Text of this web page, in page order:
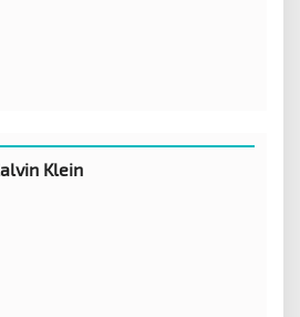
Klein